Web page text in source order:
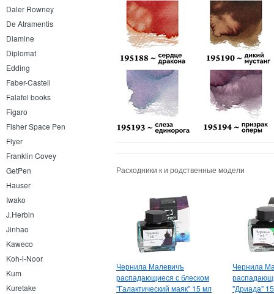
Daler Rowney
De Atramentis
Diamine
Diplomat
Edding
Faber-Castell
Falafel books
Figaro
Fisher Space Pen
Flyer
Franklin Covey
GetPen
Hauser
Iwako
J.Herbin
Jinhao
Kaweco
Koh-i-Noor
Kum
Kuretake
Расходники к и родственные модели
Чернила Малевичъ
распадающиеся с блеском
"Галактический маяк" 15 мл
Чернила
"Дриада"